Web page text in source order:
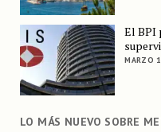
El BPI
MARZO
LO MÁS NUEVO SOBRE